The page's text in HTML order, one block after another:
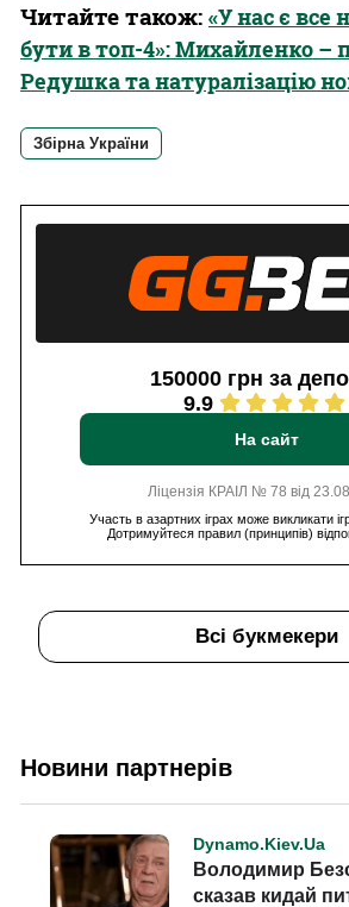
Читайте також: «У нас є все
бути в топ-4»: Михайленко –
Редушка та натуралізацію
Збірна України
150000 грн за
9.9
На сайт
Ліцензія КРАІЛ № 78 від
Участь в азартних іграх може викликати
Дотримуйтеся правил (принципів)
Всі букмекери